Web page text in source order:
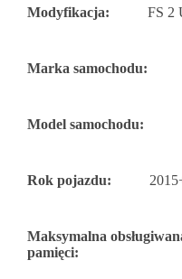
Modyfikacja: FS 2
Marka samochodu:
Model samochodu:
Rok pojazdu:
Maksymalna
pamięci: